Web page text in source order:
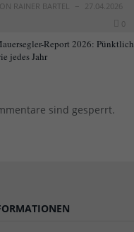
RAINER BARTEL
27.04.2026
0
Report 2026: Pünktlich
jedes Jahr
sind gesperrt.